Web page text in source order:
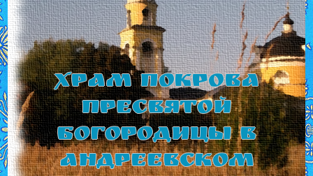
Храм Покрова
Пресвятой
Богородицы в
Андреевском